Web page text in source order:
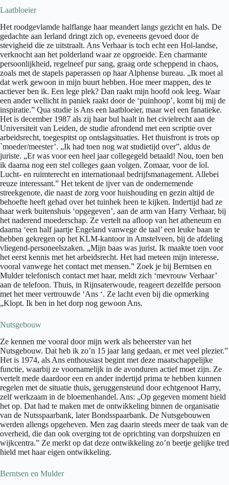
Laatbloeier
Het roodgevlamde halflange haar meandert langs gezicht en hals. De
gedachte aan Ierland dringt zich op, eveneens gevoed door de
stevigheid die ze uitstraalt. Ans Verhaar is toch echt een Hol-landse,
verknocht aan het polderland waar ze opgroeide. Een charmante
persoonlijkheid, regelneef pur sang, graag orde scheppend in chaos,
zoals met de stapels paperassen op haar Alphense bureau. „Ik moet al
dat werk gewoon in mijn buurt hebben. Hoe meer mappen, des te
actiever ben ik. Een lege plek? Dan raakt mijn hoofd ook leeg. Waar
een ander wellicht in paniek raakt door de ‘puinhoop’, komt bij mij de
inspiratie.” Qua studie is Ans een laatbloeier, maar wel een fanatieke.
Het is december 1987 als zij haar bul haalt in het civielrecht aan de
Universiteit van Leiden, de studie afrondend met een scriptie over
arbeidsrecht, toegespitst op ontslagsituaties. Het thuisfront is trots op
`moeder/meester’. „Ik had toen nog wat studietijd over”, aldus de
juriste. „Er was voor een heel jaar collegegeld betaald! Nou, toen ben
ik daarna nog een stel colleges gaan volgen. Zomaar, voor de lol.
Lucht- en ruimterecht en internationaal bedrijfsmanagement. Allebei
reuze interessant.” Het tekent de ijver van de ondernemende
streekgenote, die naast de zorg voor huishouding en gezin altijd de
behoefte heeft gehad over het tuinhek heen te kijken. Indertijd had ze
haar werk buitenshuis ‘opgegeven’, aan de arm van Harry Verhaar, bij
het naderend moederschap. Ze vertelt na afloop van het atheneum en
daarna ‘een half jaartje Engeland vanwege de taal’ een leuke baan te
hebben gekregen op het KLM-kantoor in Amstelveen, bij de afdeling
vliegend-personeelszaken. „Mijn baas was jurist. Ik maakte toen voor
het eerst kennis met het arbeidsrecht. Het had meteen mijn interesse,
vooral vanwege het contact met mensen.” Zoek je bij Berntsen en
Mulder telefonisch contact met haar, meldt zich ‘mevrouw Verhaar’
aan de telefoon. Thuis, in Rijnsaterwoude, reageert dezelfde persoon
met het meer vertrouwde ‘Ans ‘. Ze lacht even bij die opmerking
„Klopt. Ik ben in het dorp nog gewoon Ans.
Nutsgebouw
Ze kennen me vooral door mijn werk als beheerster van het
Nutsgebouw. Dat heb ik zo’n 15 jaar lang gedaan, er met veel plezier.”
Het is 1974, als Ans enthousiast begint met deze maatschappelijke
functie, waarbij ze voornamelijk in de avonduren actief moet zijn. Ze
vertelt mede daardoor een en ander indertijd prima te hebben kunnen
regelen met de situatie thuis, geruggensteund door echtgenoot Harry,
zelf werkzaam in de bloemenhandel. Ans: „Op gegeven moment hield
het op. Dat had te maken met de ontwikkeling binnen de organisatie
van de Nutsspaarbank, later Bondsspaarbank. De Nutsgebouwen
werden allengs opgeheven. Men zag daarin steeds meer de taak van de
overheid, die dan ook overging tot de oprichting van dorpshuizen en
wijkcentra.” Ze merkt op dat deze ontwikkeling zo’n beetje gelijke tred
hield met haar eigen ontwikkeling.
Berntsen en Mulder